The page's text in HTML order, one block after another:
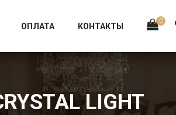
0
ОПЛАТА КОНТАКТЫ
LIGHT